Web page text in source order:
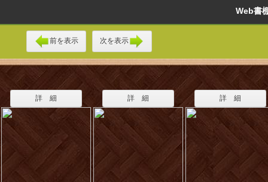
Web
前を表示 次を表示
詳 細 詳 細 詳 細